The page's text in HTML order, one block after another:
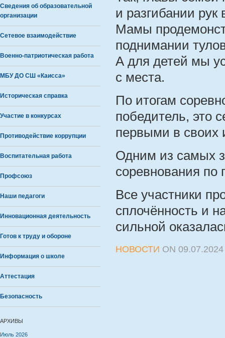
Сведения об образовательной
организации
Сетевое взаимодействие
Военно-патриотическая работа
МБУ ДО СШ «Каисса»
Историческая справка
Участие в конкурсах
Противодействие коррупции
Воспитательная работа
Профсоюз
Наши педагоги
Инновационная деятельность
Готов к труду и обороне
Информация о школе
Аттестация
Безопасность
АРХИВЫ
Июль 2026
и разгибании
Мамы
поднимании
А для детей мы
с места.
По итогам
победитель, это
первыми в своих
Одним из самых
соревнования по
Все участники
сплочённость и
сильной
НОВОСТИ ON 09.07.2024